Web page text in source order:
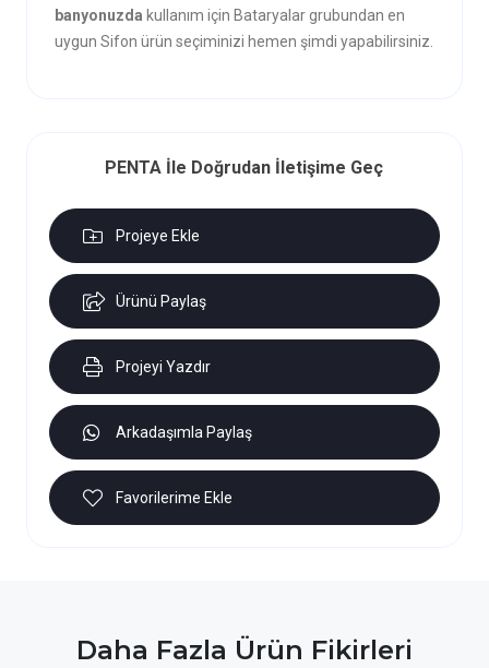
banyonuzda kullanım için Bataryalar grubundan en
uygun Sifon ürün seçiminizi hemen şimdi yapabilirsiniz.
PENTA İle Doğrudan İletişime Geç
Projeye Ekle
Ürünü Paylaş
Projeyi Yazdır
Arkadaşımla Paylaş
Favorilerime Ekle
Daha Fazla Ürün Fikirleri